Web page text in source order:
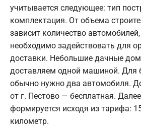
учитывается следующее: тип
комплектация. От объема
зависит количество
необходимо задействовать для
доставки. Небольшие дачные
доставляем одной машиной. Для
обычно нужно два автомобиля.
от г. Пестово — бесплатная.
формируется исходя из тарифа:
километр.